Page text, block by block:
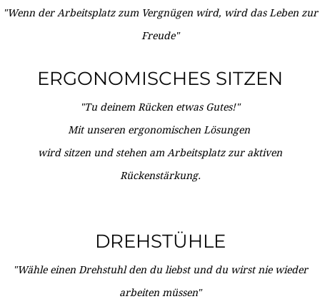
"Wenn der Arbeitsplatz zum Vergnügen wird, wird das Leben zur
Freude"
ERGONOMISCHES SITZEN
"Tu deinem Rücken etwas Gutes!"
Mit unseren ergonomischen Lösungen
wird sitzen und stehen am Arbeitsplatz zur aktiven
Rückenstärkung.
DREHSTÜHLE
"Wähle einen Drehstuhl den du liebst und du wirst nie wieder
arbeiten müssen"